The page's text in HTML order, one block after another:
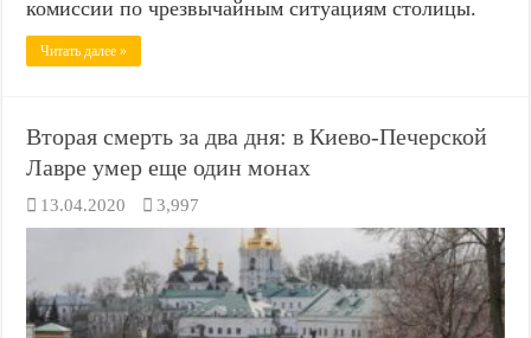
комиссии по чрезвычайным ситуациям столицы.
Читать далее »
Вторая смерть за два дня: в Киево-Печерской
Лавре умер еще один монах
13.04.2020 3,997